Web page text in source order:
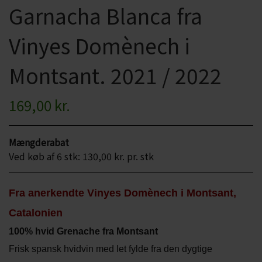
CHARDONNAY
MERLOT
PINOT NOIR
CHOKOLADE, LAKRIDS ETC
ØL
CIDER
JUL OG GLØGG
PÅSKE
Garnacha Blanca fra
Vinyes Domènech i
Montsant. 2021 / 2022
169,00 kr.
Mængderabat
Ved køb af 6 stk: 130,00 kr. pr. stk
Fra anerkendte Vinyes Domènech i Montsant,
Catalonien
100% hvid Grenache fra Montsant
Frisk spansk hvidvin med let fylde fra den dygtige